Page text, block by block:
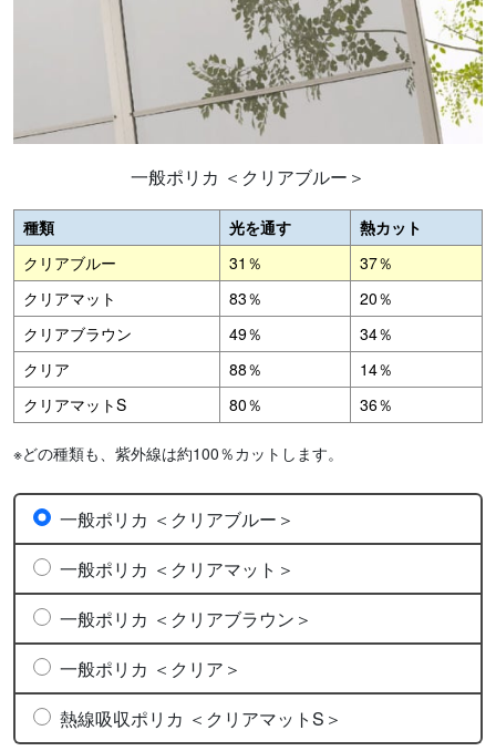
一般ポリカ ＜クリアブルー＞
種類 光を通す
熱カット
クリアブルー
31％
37％
クリアマット
83％
20％
クリアブラウン
49％
34％
クリア
88％
14％
クリアマットS
80％ 36％
※どの種類も、紫外線は約100％カットします。
一般ポリカ ＜クリアブルー＞
一般ポリカ ＜クリアマット＞
一般ポリカ ＜クリアブラウン＞
一般ポリカ ＜クリア＞
熱線吸収ポリカ ＜クリアマットS＞